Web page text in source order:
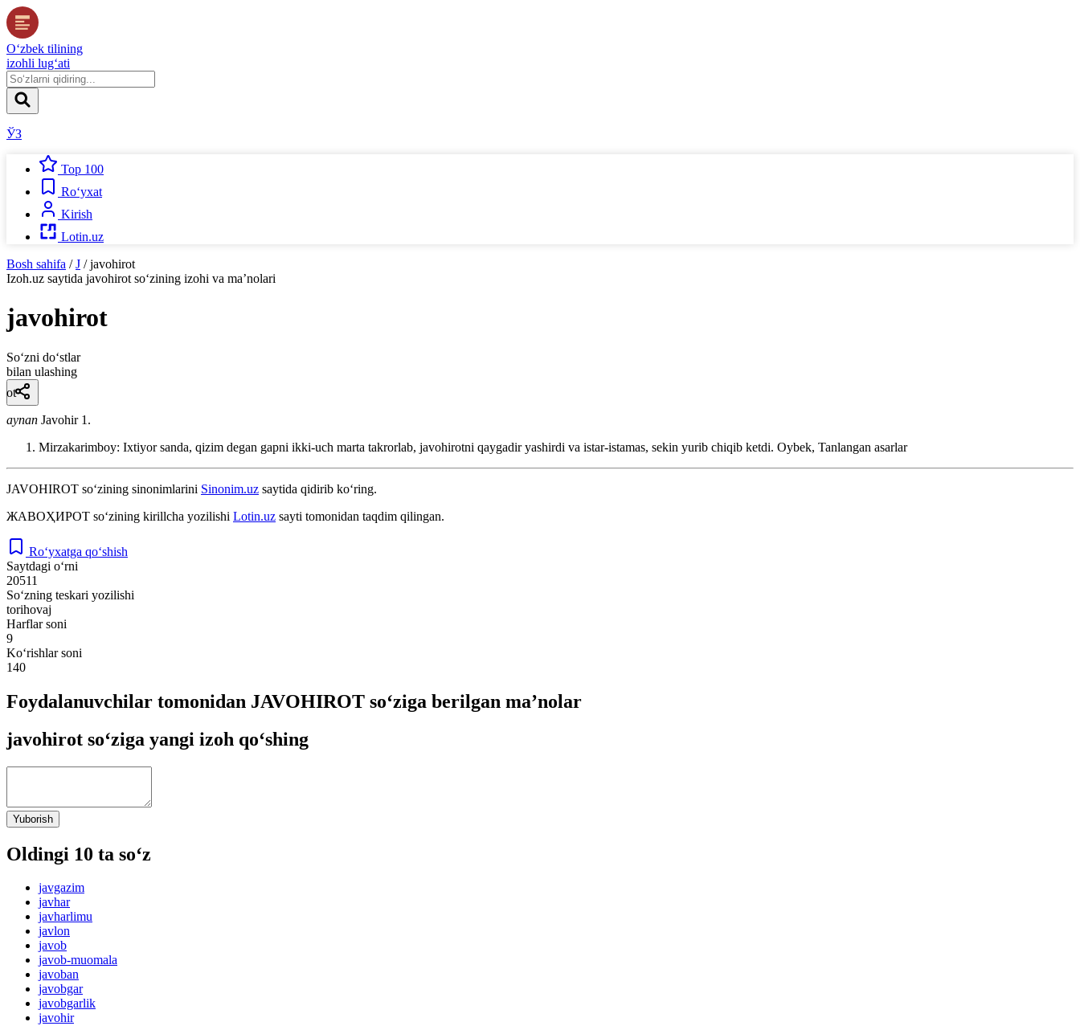
O‘zbek tilining
izohli lug‘ati
ЎЗ
Top 100
Ro‘yxat
Kirish
Lotin.uz
Bosh sahifa / J / javohirot
Izoh.uz saytida javohirot so‘zining izohi va ma’nolari
javohirot
So‘zni do‘stlar
bilan ulashing
ot
aynan Javohir 1.
Mirzakarimboy: Ixtiyor sanda, qizim degan gapni ikki-uch marta takrorlab, javohirotni qaygadir yashirdi va istar-istamas, sekin yurib chiqib ketdi. Oybek, Tanlangan asarlar
JAVOHIROT so‘zining sinonimlarini Sinonim.uz saytida qidirib ko‘ring.
ЖАВОҲИРОТ so‘zining kirillcha yozilishi Lotin.uz sayti tomonidan taqdim qilingan.
Ro‘yxatga qo‘shish
Saytdagi o‘rni
20511
So‘zning teskari yozilishi
torihovaj
Harflar soni
9
Ko‘rishlar soni
140
Foydalanuvchilar tomonidan JAVOHIROT so‘ziga berilgan ma’nolar
javohirot so‘ziga yangi izoh qo‘shing
Yuborish
Oldingi 10 ta so‘z
javgazim
javhar
javharlimu
javlon
javob
javob-muomala
javoban
javobgar
javobgarlik
javohir